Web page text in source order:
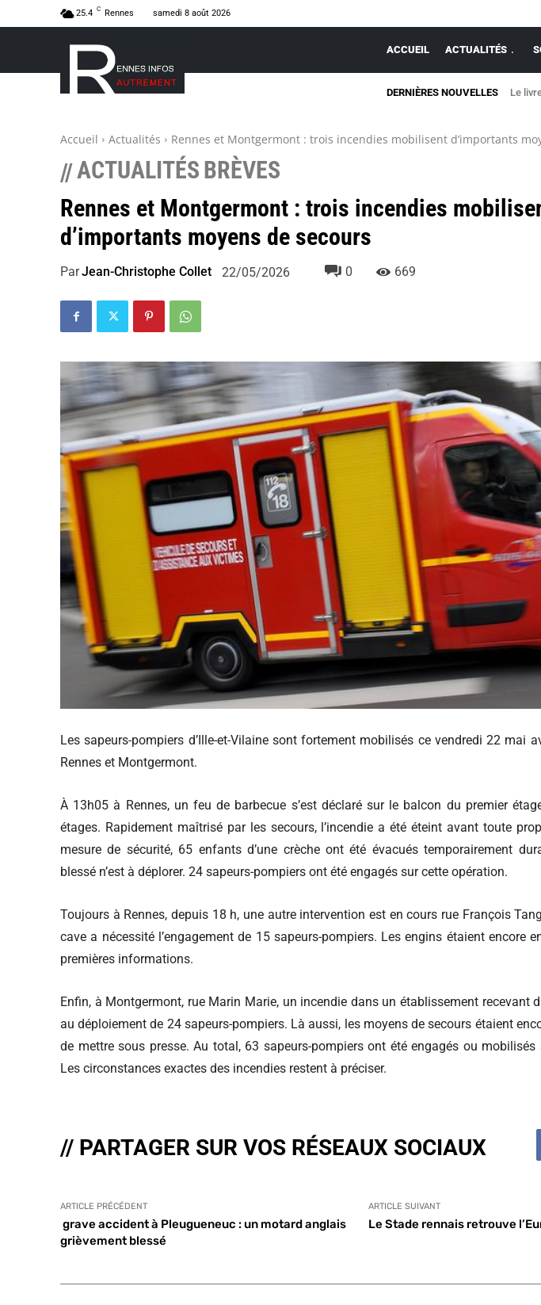
25.4 C Rennes samedi 8 août 2026
ACCUEIL ACTUALITÉS
DERNIÈRES NOUVELLES Le
Accueil Actualités Rennes et Montgermont : trois incendies mobilisent d’importants
//ACTUALITÉS BRÈVES
Rennes et Montgermont : trois incendies
d’importants moyens de secours
ParJean-Christophe Collet 22/05/2026 0 669
Les sapeurs-pompiers d’Ille-et-Vilaine sont fortement mobilisés ce vendredi 22 mai
Rennes et Montgermont.
À 13h05 à Rennes, un feu de barbecue s’est déclaré sur le balcon du premier
étages. Rapidement maîtrisé par les secours, l’incendie a été éteint avant toute
mesure de sécurité, 65 enfants d’une crèche ont été évacués temporairement
blessé n’est à déplorer. 24 sapeurs-pompiers ont été engagés sur cette opération.
Toujours à Rennes, depuis 18 h, une autre intervention est en cours rue François
cave a nécessité l’engagement de 15 sapeurs-pompiers. Les engins étaient encore
premières informations.
Enfin, à Montgermont, rue Marin Marie, un incendie dans un établissement recevant
au déploiement de 24 sapeurs-pompiers. Là aussi, les moyens de secours étaient
de mettre sous presse. Au total, 63 sapeurs-pompiers ont été engagés ou
Les circonstances exactes des incendies restent à préciser.
// PARTAGER SUR VOS RÉSEAUX SOCIAUX
ARTICLE PRÉCÉDENT
grave accident à Pleugueneuc : un motard anglais
grièvement blessé
ARTICLE SUIVANT
Le Stade rennais retrouve